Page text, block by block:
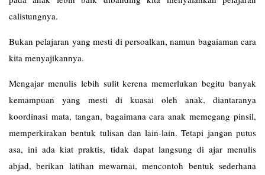
calistungnya.
Bukan pelajaran yang mesti di persoalkan, namun bagaiaman cara
kita menyajikannya.
Mengajar menulis lebih sulit kerena memerlukan begitu banyak
kemampuan yang mesti di kuasai oleh anak, diantaranya
koordinasi mata, tangan, bagaimana cara anak memegang pinsil,
memperkirakan bentuk tulisan dan lain-lain. Tetapi jangan putus
asa, ini ada kiat praktis, tidak dapat langsung di ajar menulis
abjad, berikan latihan mewarnai, mencontoh bentuk sederhana